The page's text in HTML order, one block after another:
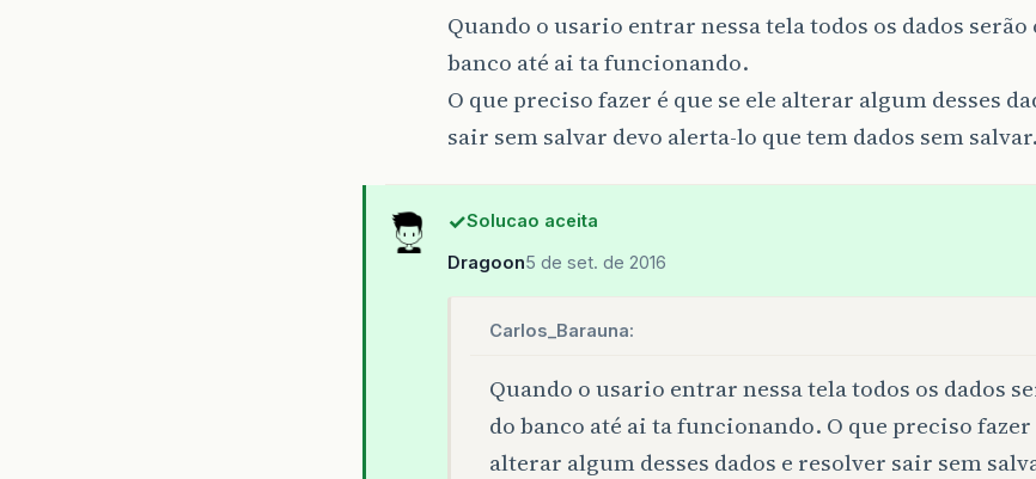
Quando o usario entrar nessa tela todos os dados
banco até ai ta funcionando.
O que preciso fazer é que se ele alterar algum desses
sair sem salvar devo alerta-lo que tem dados sem salvar.
Solucao aceita
Dragoon5 de set. de 2016
Carlos_Barauna:
Quando o usario entrar nessa tela todos os dados
do banco até ai ta funcionando. O que preciso fazer
alterar algum desses dados e resolver sair sem